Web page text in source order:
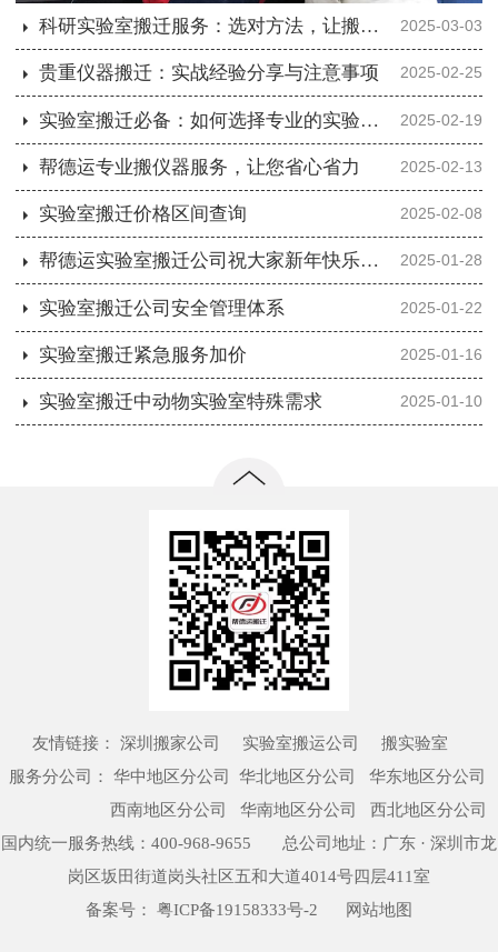
2025-03-03
科研实验室搬迁服务：选对方法，让搬迁更轻松
2025-02-25
贵重仪器搬迁：实战经验分享与注意事项
2025-02-19
实验室搬迁必备：如何选择专业的实验室搬迁公司
2025-02-13
帮德运专业搬仪器服务，让您省心省力
2025-02-08
实验室搬迁价格区间查询
2025-01-28
帮德运实验室搬迁公司祝大家新年快乐，蛇年大吉！
2025-01-22
实验室搬迁公司安全管理体系
2025-01-16
实验室搬迁紧急服务加价
2025-01-10
实验室搬迁中动物实验室特殊需求
友情链接： 深圳搬家公司 实验室搬运公司
搬实验室
服务分公司： 华中地区分公司
华北地区分公司 华东地区分公司
西南地区分公司 华南地区分公司 西北地区分公司
国内统一服务热线： 400-968-9655 总公司地址：广东 · 深圳市龙
岗区坂田街道岗头社区五和大道4014号四层411室
备案号：
粤ICP备19158333号-2 网站地图